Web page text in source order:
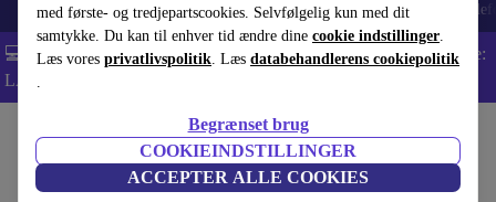
med første- og tredjepartscookies. Selvfølgelig kun med dit
samtykke. Du kan til enhver tid ændre dine cookie indstillinger.
Læs vores privatlivspolitik. Læs databehandlerens cookiepolitik
.
Begrænset brug
COOKIEINDSTILLINGER
ACCEPTER ALLE COOKIES
Smartphones Bærbare Tablets Smartwatches Tilbehør
💻 Ekstra 5% rabat på alle MacBooks og bærbare computere - Kode:
LAPTOP5 -
Barnevogne & Klapvogne
Reer ShineSafe solskærm til